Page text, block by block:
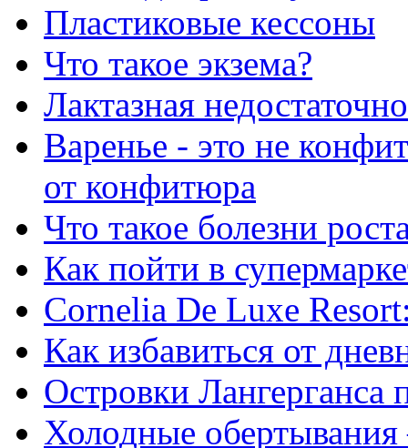
Пластиковые кессоны
Что такое экзема?
Лактазная
Варенье - это не
от конфитюра
Что такое болезни
Как пойти в
Сornelia De Luxe
Как избавиться от
Островки
Холодные обертывания